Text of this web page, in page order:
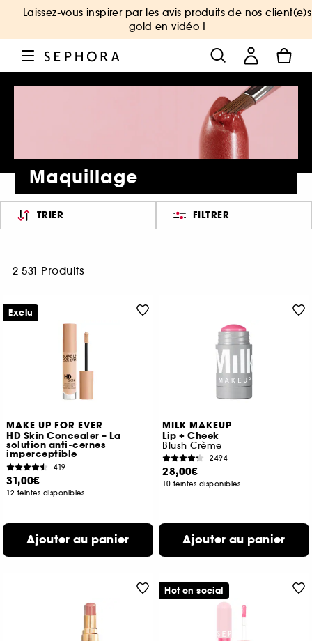
Laissez-vous inspirer par les avis produits de nos client(e)s
gold en vidéo !
Maquillage
TRIER FILTRER
2 531 Produits
MAKE UP FOR EVER
HD Skin Concealer – La
solution anti-cernes
imperceptible
419
31,00€
12 teintes disponibles
Ajouter au panier
Exclu
MILK MAKEUP
Lip + Cheek
Blush Crème
2494
28,00€
10 teintes disponibles
Ajouter au panier
Hot on social